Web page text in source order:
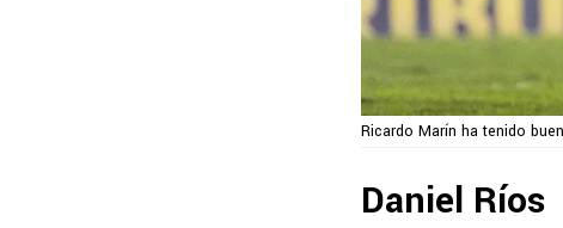
Ricardo Marín ha tenido
Daniel Ríos